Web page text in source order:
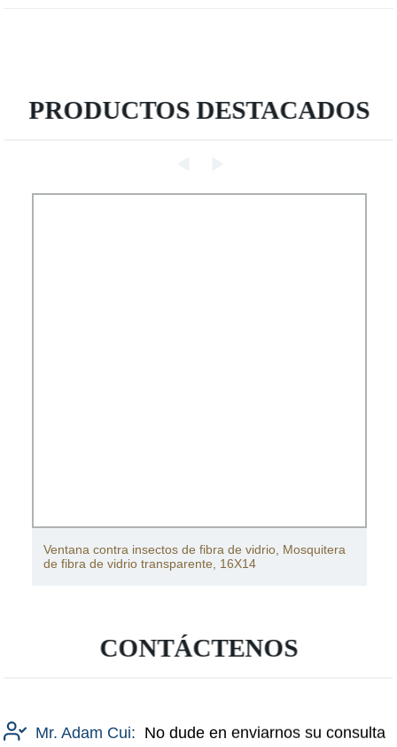
PRODUCTOS DESTACADOS
Ventana contra insectos de fibra de vidrio, Mosquitera
de fibra de vidrio transparente, 16X14
CONTÁCTENOS
Mr. Adam Cui: No dude en enviarnos su consulta